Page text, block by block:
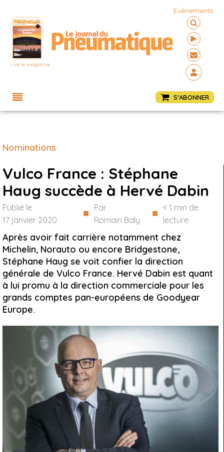
Lire le magazine
Événements
S'ABONNER
Nominations
Vulco France : Stéphane
Haug succède à Hervé Dabin
Publié le
17 janvier 2020
■ Par
Romain Baly
■ < 1 min de
lecture
Après avoir fait carrière notamment chez
Michelin, Norauto ou encore Bridgestone,
Stéphane Haug se voit confier la direction
générale de Vulco France. Hervé Dabin est quant
à lui promu à la direction commerciale pour les
grands comptes pan-européens de Goodyear
Europe.